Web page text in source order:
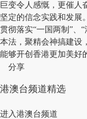
巨变令人感慨，更催人
坚定的信念实践和发展
贯彻落实“一国两制”、
本法，聚精会神搞建设
能够开创香港更加美好
分享
港澳台频道精选
进入港澳台频道